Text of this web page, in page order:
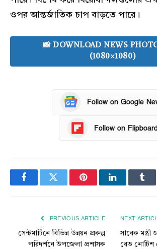
ওপর আন্তর্জাতিক চাপ বাড়তে পারে।
📸 DOWNLOAD NEWS
(1080×1080)
Follow on Google
Follow on
FacebookTwitter PinterestLinkedIn
PREVIOUS ARTICLE
সেন্টমার্টিনে বিভিন্ন উন্নয়ন প্রকল্প
পরিদর্শনে উপজেলা প্রশাসক
NEXT
সাবেক মন্ত্রী
রেড নোটিশ